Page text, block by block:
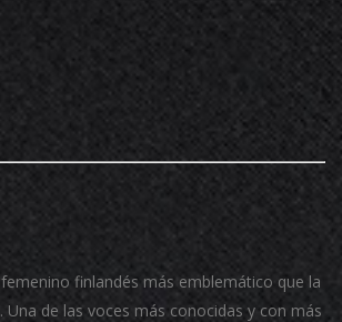
finlandés más emblemático que la
Una de las voces más conocidas y con más